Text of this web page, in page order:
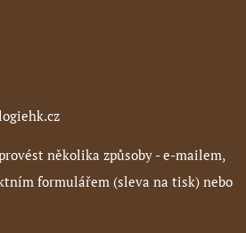
několika způsoby - e-mailem,
formulářem (sleva na tisk) nebo